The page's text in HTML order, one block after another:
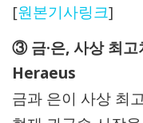
[원본기사링크]
③ 금·은, 사상 최고
Heraeus
금과 은이 사상 최